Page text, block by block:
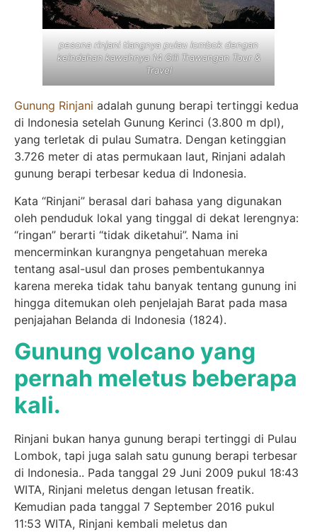
pesona rinjani tiangnya pulau lombok dengan
keindahan kawahnya 14 Gili Trawangan Tour &
Travel
Gunung Rinjani adalah gunung berapi tertinggi kedua
di Indonesia setelah Gunung Kerinci (3.800 m dpl),
yang terletak di pulau Sumatra. Dengan ketinggian
3.726 meter di atas permukaan laut, Rinjani adalah
gunung berapi terbesar kedua di Indonesia.
Kata “Rinjani” berasal dari bahasa yang digunakan
oleh penduduk lokal yang tinggal di dekat lerengnya:
“ringan” berarti “tidak diketahui”. Nama ini
mencerminkan kurangnya pengetahuan mereka
tentang asal-usul dan proses pembentukannya
karena mereka tidak tahu banyak tentang gunung ini
hingga ditemukan oleh penjelajah Barat pada masa
penjajahan Belanda di Indonesia (1824).
Gunung volcano yang
pernah meletus beberapa
kali.
Rinjani bukan hanya gunung berapi tertinggi di Pulau
Lombok, tapi juga salah satu gunung berapi terbesar
di Indonesia.. Pada tanggal 29 Juni 2009 pukul 18:43
WITA, Rinjani meletus dengan letusan freatik.
Kemudian pada tanggal 7 September 2016 pukul
11:53 WITA, Rinjani kembali meletus dan